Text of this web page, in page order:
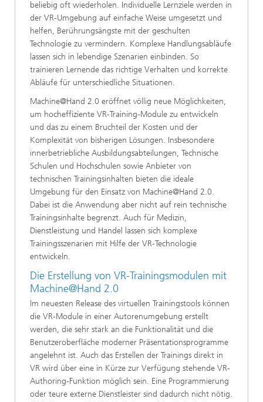
beliebig oft wiederholen. Individuelle Lernziele werden in
der VR-Umgebung auf einfache Weise umgesetzt und
helfen, Berührungsängste mit der geschulten
Technologie zu vermindern. Komplexe Handlungsabläufe
lassen sich in lebendige Szenarien einbinden. So
trainieren Lernende das richtige Verhalten und korrekte
Abläufe für unterschiedliche Situationen.
Machine@Hand 2.0 eröffnet völlig neue Möglichkeiten,
um hocheffiziente VR-Training-Module zu entwickeln
und das zu einem Bruchteil der Kosten und der
Komplexität von bisherigen Lösungen. Insbesondere
innerbetriebliche Ausbildungsabteilungen, Technische
Schulen und Hochschulen sowie Anbieter von
technischen Trainingsinhalten bieten die ideale
Umgebung für den Einsatz von Machine@Hand 2.0.
Dabei ist die Anwendung aber nicht auf rein technische
Trainingsinhalte begrenzt. Auch für Medizin,
Dienstleistung und Handel lassen sich komplexe
Trainingsszenarien mit Hilfe der VR-Technologie
entwickeln.
Die Erstellung von VR-Trainingsmodulen mit
Machine@Hand 2.0
Im neuesten Release des virtuellen Trainingstools können
die VR-Module in einer Autorenumgebung erstellt
werden, die sehr stark an die Funktionalität und die
Benutzeroberfläche moderner Präsentationsprogramme
angelehnt ist. Auch das Erstellen der Trainings direkt in
VR wird über eine in Kürze zur Verfügung stehende VR-
Authoring-Funktion möglich sein. Eine Programmierung
oder teure externe Dienstleister sind dadurch nicht nötig.